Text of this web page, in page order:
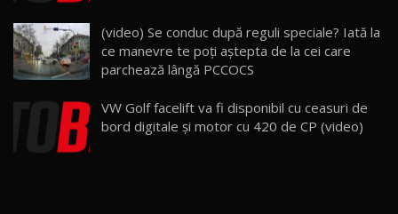
25
mai Exclusiv și Puternic Defender Testat în
Moldova
32:21
AutoBlog.MD
10:57
(video) Se conduc după reguli speciale? Iată la
ce manevre te poți aștepta de la cei care
parchează lângă PCCOCS
VW Golf facelift va fi disponibil cu ceasuri de
bord digitale şi motor cu 420 de CP (video)